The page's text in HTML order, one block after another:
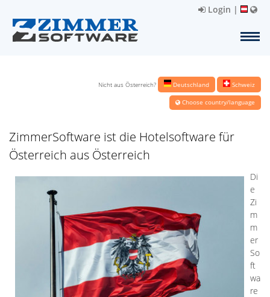
Login |
Nicht aus Österreich? Deutschland Schweiz
Choose country/language
ZimmerSoftware ist die Hotelsoftware für
Österreich aus Österreich
Di
e
Zi
m
m
er
So
ft
wa
re